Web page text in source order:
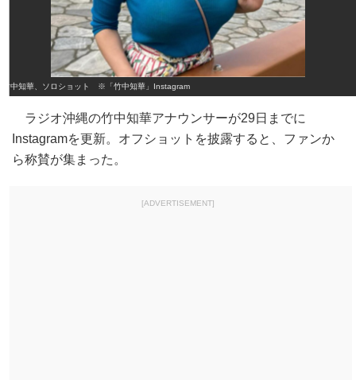
竹中知華、ソロショット ※「竹中知華」Instagram
ラジオ沖縄の竹中知華アナウンサーが29日までに
Instagramを更新。オフショットを披露すると、ファンか
ら称賛が集まった。
[ADVERTISEMENT]